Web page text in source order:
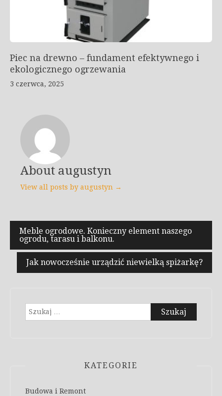
Piec na drewno – fundament efektywnego i
ekologicznego ogrzewania
3 czerwca, 2025
About augustyn
View all posts by augustyn →
Nawigacja
wpisu
Meble ogrodowe. Konieczny element naszego
ogrodu, tarasu i balkonu.
Jak nowocześnie urządzić niewielką spiżarkę?
Szukaj:
KATEGORIE
Budowa i Remont